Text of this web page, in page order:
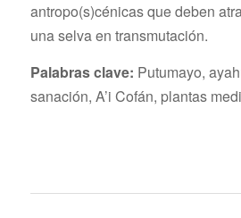
antropo(s)cénicas que deben
una selva en transmutación.
Palabras clave: Putumayo,
sanación, A’i Cofán, plantas